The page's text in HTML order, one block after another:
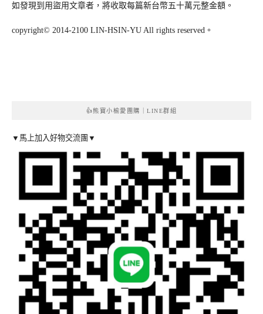
如發現到用盜用文章者，將收取每篇新台幣五十萬元整金額。
copyright© 2014-2100 LIN-HSIN-YU All rights reserved。
👍熊寶小榆愛團購｜LINE群組
▼馬上加入好物交流團▼